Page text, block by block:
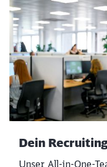
Dein
Unser All-in-One-